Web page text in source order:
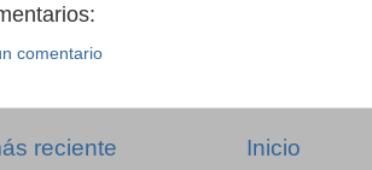
comentario
reciente Inicio